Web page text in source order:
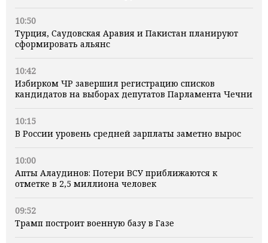
10:50
Турция, Саудовская Аравия и Пакистан планируют
сформировать альянс
10:42
Избирком ЧР завершил регистрацию списков
кандидатов на выборах депутатов Парламента Чечни
10:15
В России уровень средней зарплаты заметно вырос
10:00
Апты Алаудинов: Потери ВСУ приближаются к
отметке в 2,5 миллиона человек
09:52
Трамп построит военную базу в Газе